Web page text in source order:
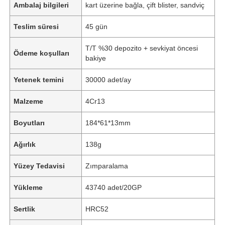
Ambalaj bilgileri kart üzerine bağla, çift blister, sandviç
Teslim süresi 45 gün
Ödeme koşulları
T/T %30 depozito + sevkiyat öncesi
bakiye
Yetenek temini 30000 adet/ay
Malzeme 4Cr13
Boyutları 184*61*13mm
Ağırlık 138g
Yüzey Tedavisi Zımparalama
Yükleme 43740 adet/20GP
Sertlik HRC52